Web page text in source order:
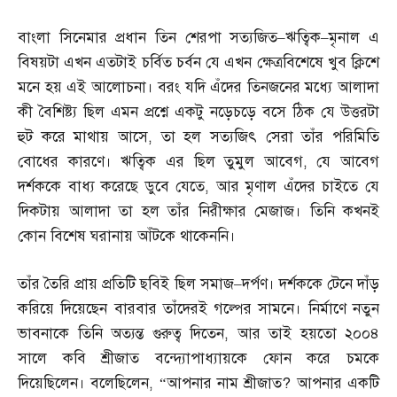
বাংলা সিনেমার প্রধান তিন শেরপা সত্যজিত–ঋত্বিক–মৃনাল এ
বিষয়টা এখন এতটাই চর্বিত চর্বন যে এখন ক্ষেত্রবিশেষে খুব ক্লিশে
মনে হয় এই আলোচনা। বরং যদি এঁদের তিনজনের মধ্যে আলাদা
কী বৈশিষ্ট্য ছিল এমন প্রশ্নে একটু নড়েচড়ে বসে ঠিক যে উত্তরটা
হুট করে মাথায় আসে,তা হল সত্যজিৎ সেরা তাঁর পরিমিতি
বোধের কারণে। ঋত্বিক এর ছিল তুমুল আবেগ,যে আবেগ
দর্শককে বাধ্য করেছে ডুবে যেতে,আর মৃণাল এঁদের চাইতে যে
দিকটায় আলাদা তা হল তাঁর নিরীক্ষার মেজাজ। তিনি কখনই
কোন বিশেষ ঘরানায় আঁটকে থাকেননি।
তাঁর তৈরি প্রায় প্রতিটি ছবিই ছিল সমাজ–দর্পণ। দর্শককে টেনে দাঁড়
করিয়ে দিয়েছেন বারবার তাঁদেরই গল্পের সামনে। নির্মাণে নতুন
ভাবনাকে তিনি অত্যন্ত গুরুত্ব দিতেন,আর তাই হয়তো ২০০৪
সালে কবি শ্রীজাত বন্দ্যোপাধ্যায়কে ফোন করে চমকে
দিয়েছিলেন। বলেছিলেন, “আপনার নাম শ্রীজাত?আপনার একটি